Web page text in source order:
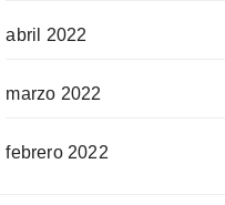
abril 2022
marzo 2022
febrero 2022